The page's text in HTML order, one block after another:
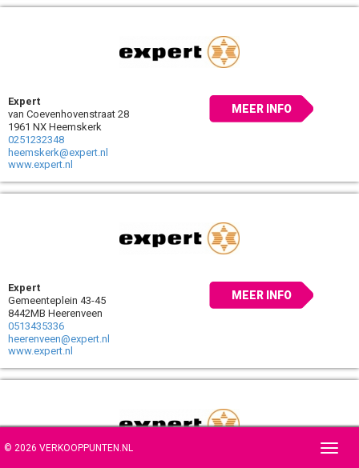
Expert
van Coevenhovenstraat 28
1961 NX Heemskerk
0251232348
heemskerk@expert.nl
www.expert.nl
MEER INFO
Expert
Gemeenteplein 43-45
8442MB Heerenveen
0513435336
heerenveen@expert.nl
www.expert.nl
MEER INFO
© 2026 VERKOOPPUNTEN.NL